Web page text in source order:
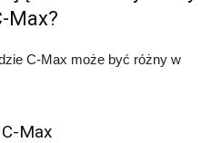
Max?
C-Max może być różny w
Max